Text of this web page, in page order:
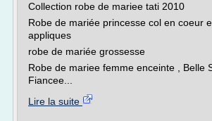
Collection robe de mariee tati 2010
Robe de mariée princesse col en coeur
appliques
robe de mariée grossesse
Robe de mariee femme enceinte , Belle
Fiancee...
Lire la suite